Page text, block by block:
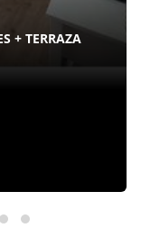
+ TERRAZA